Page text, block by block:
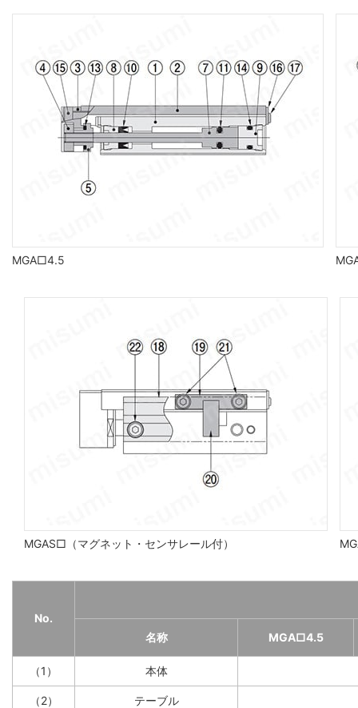
MGA□4.5
MGAS□（マグネット・センサレール付）
No.
名称
MGA□4.5
（1） 本体
（2） テーブル